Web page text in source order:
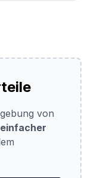
von
einfacher